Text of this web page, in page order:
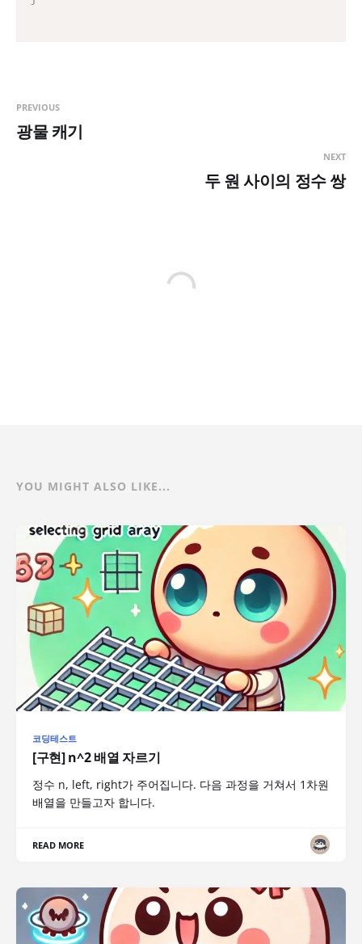
PREVIOUS
광물 캐기
NEXT
두 원 사이의 정수 쌍
YOU MIGHT ALSO LIKE...
코딩테스트
[구현] n^2 배열 자르기
정수 n, left, right가 주어집니다. 다음 과정을 거쳐서 1차원
배열을 만들고자 합니다.
READ MORE